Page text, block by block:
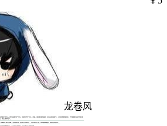
龙卷风